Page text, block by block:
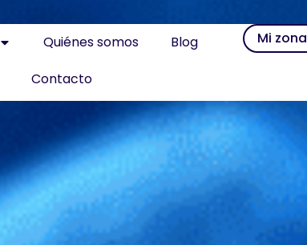
Quiénes somos
Blog
Contacto
Mi zona